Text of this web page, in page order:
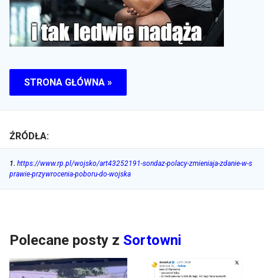
STRONA GŁÓWNA »
ŹRÓDŁA:
1. https://www.rp.pl/wojsko/art43252191-sondaz-polacy-zmieniaja-zdanie-w-s
prawie-przywrocenia-poboru-do-wojska
Polecane posty z Sortowni